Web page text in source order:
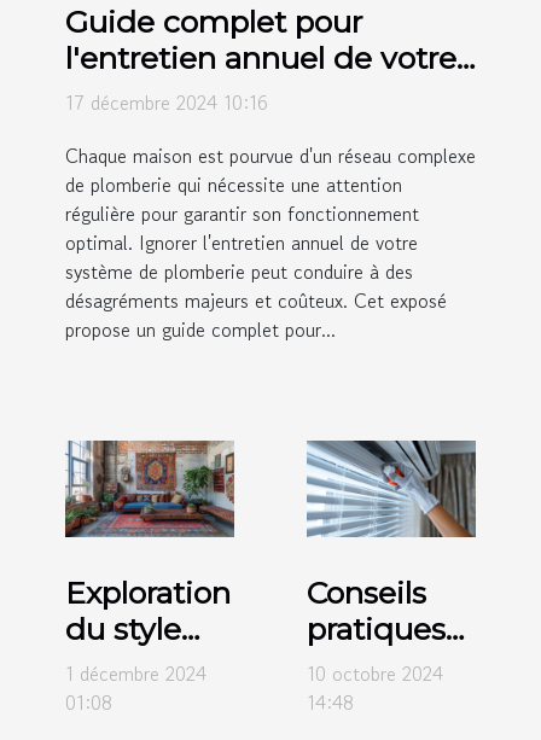
Guide complet pour
l'entretien annuel de votre
système de plomberie
17 décembre 2024 10:16
Chaque maison est pourvue d'un réseau complexe
de plomberie qui nécessite une attention
régulière pour garantir son fonctionnement
optimal. Ignorer l'entretien annuel de votre
système de plomberie peut conduire à des
désagréments majeurs et coûteux. Cet exposé
propose un guide complet pour...
Exploration
du style
bohème :
origines et
1 décembre 2024
01:08
Conseils
pratiques
pour
l'entretien
10 octobre 2024
14:48